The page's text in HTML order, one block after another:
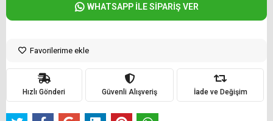
WHATSAPP İLE SİPARİŞ VER
Favorilerime ekle
Hızlı Gönderi Güvenli Alışveriş İade ve Değişim